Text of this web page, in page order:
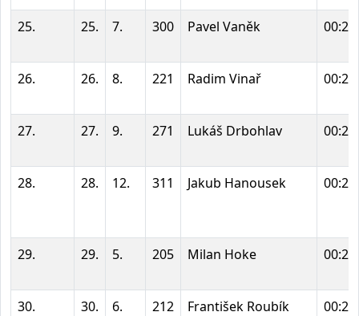
25. 25. 7. 300 Pavel Vaněk
26. 26. 8. 221 Radim Vinař
27. 27. 9. 271 Lukáš Drbohlav
28. 28. 12. 311 Jakub Hanousek
29. 29. 5. 205 Milan Hoke
30. 30. 6. 212 František Roubík